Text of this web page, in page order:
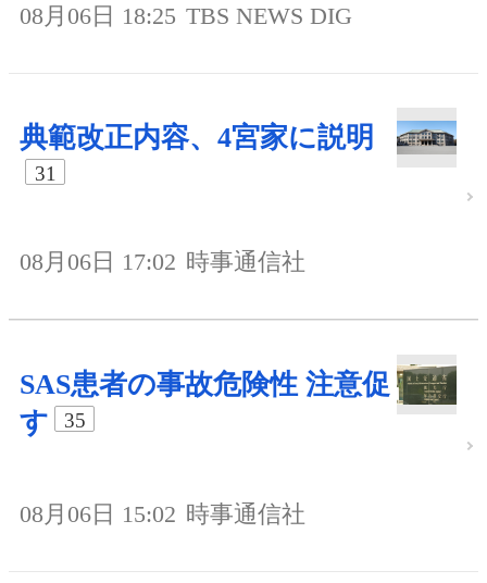
08月06日 18:25 TBS NEWS DIG
典範改正内容、4宮家に説明
31
08月06日 17:02 時事通信社
SAS患者の事故危険性 注意促
す
35
08月06日 15:02 時事通信社